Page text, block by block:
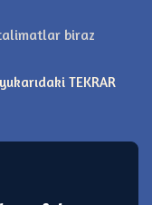
talimatlar biraz
TEKRAR